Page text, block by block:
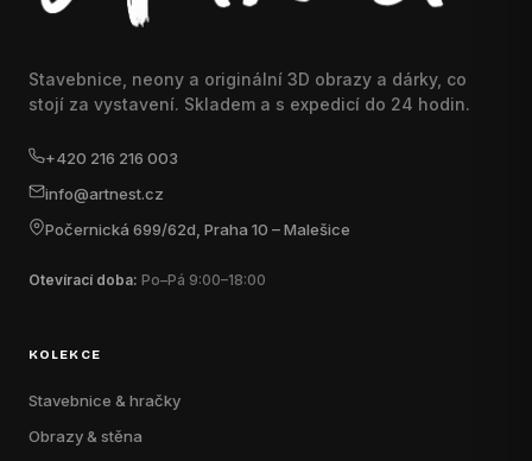
Stavebnice, neony a originální 3D obrazy a dárky, co
stojí za vystavení. Skladem a s expedicí do 24 hodin.
+420 216 216 003
info@artnest.cz
Počernická 699/62d, Praha 10 – Malešice
Otevírací doba: Po–Pá 9:00–18:00
KOLEKCE
Stavebnice & hračky
Obrazy & stěna